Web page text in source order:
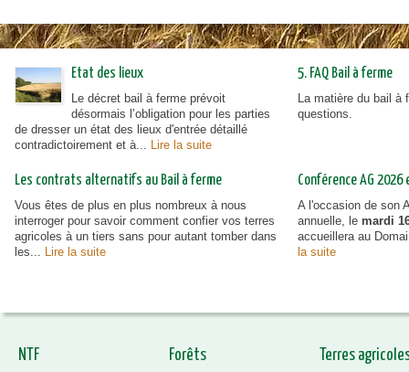
Etat des lieux
Le décret bail à ferme prévoit
désormais l’obligation pour les parties
de dresser un état des lieux d'entrée détaillé
contradictoirement et à... Lire la suite
5. FAQ Bail à ferme
La matière du bail à
questions.
Les contrats alternatifs au Bail à ferme
Vous êtes de plus en plus nombreux à nous
interroger pour savoir comment confier vos terres
agricoles à un tiers sans pour autant tomber dans
les... Lire la suite
Conférence AG
A l'occasion de son
annuelle, le mardi
accueillera au
la suite
NTF Forêts Terres